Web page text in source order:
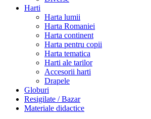
Harti
Harta lumii
Harta Romaniei
Harta continent
Harta pentru copii
Harta tematica
Harti ale tarilor
Accesorii harti
Drapele
Globuri
Resigilate / Bazar
Materiale didactice